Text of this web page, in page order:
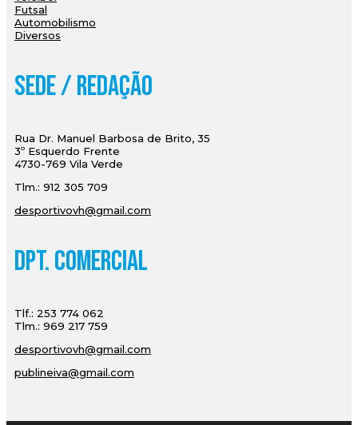
Futsal
Automobilismo
Diversos
Sede / Redação
Rua Dr. Manuel Barbosa de Brito, 35
3º Esquerdo Frente
4730-769 Vila Verde
Tlm.: 912 305 709
desportivovh@gmail.com
Dpt. Comercial
Tlf.: 253 774 062
Tlm.: 969 217 759
desportivovh@gmail.com
publineiva@gmail.com